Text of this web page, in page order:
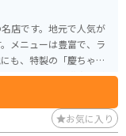
店です。地元で人気が
メニューは豊富で、ラ
も、特製の「慶ちゃん
、ボリューム満点の料
ファミリーやグループ
刊少年ジャンプおいてあ
ります。大盛りにもでき
お気に入り